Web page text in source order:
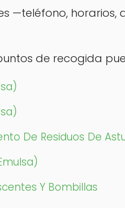
—teléfono,
de recogida
De Residuos De
Y Bombillas